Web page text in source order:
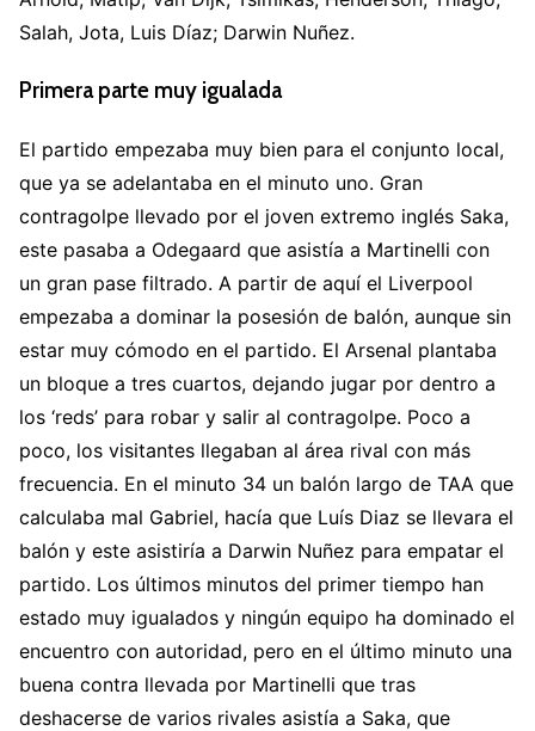
Salah, Jota, Luis Díaz; Darwin Nuñez.
Primera parte muy igualada
El partido empezaba muy bien para el conjunto local,
que ya se adelantaba en el minuto uno. Gran
contragolpe llevado por el joven extremo inglés Saka,
este pasaba a Odegaard que asistía a Martinelli con
un gran pase filtrado. A partir de aquí el Liverpool
empezaba a dominar la posesión de balón, aunque sin
estar muy cómodo en el partido. El Arsenal plantaba
un bloque a tres cuartos, dejando jugar por dentro a
los ‘reds’ para robar y salir al contragolpe. Poco a
poco, los visitantes llegaban al área rival con más
frecuencia. En el minuto 34 un balón largo de TAA que
calculaba mal Gabriel, hacía que Luís Diaz se llevara el
balón y este asistiría a Darwin Nuñez para empatar el
partido. Los últimos minutos del primer tiempo han
estado muy igualados y ningún equipo ha dominado el
encuentro con autoridad, pero en el último minuto una
buena contra llevada por Martinelli que tras
deshacerse de varios rivales asistía a Saka, que